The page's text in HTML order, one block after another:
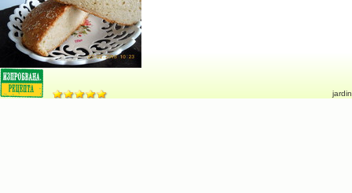
jardin